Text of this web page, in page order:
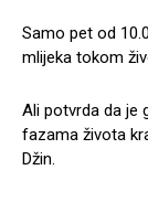
Samo pet od
mlijeka tokom
Ali potvrda da je
fazama života
Džin.